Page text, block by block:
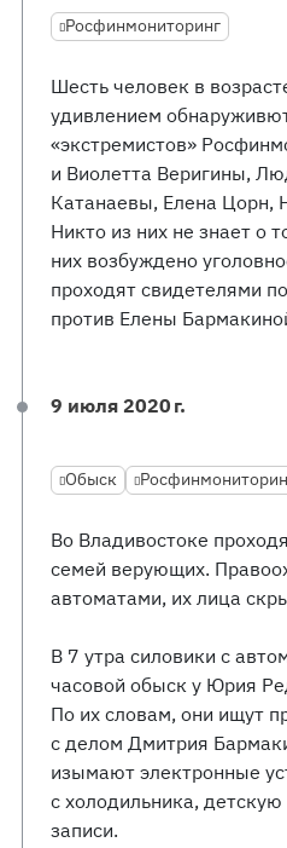
Росфинмониторинг
Шесть человек в
удивлением
«экстремистов»
и Виолетта Веригины,
Катанаевы, Елена Цорн,
Никто из них не знает о
них возбуждено
проходят свидетелями
против Елены
9 июля 2020 г.
Обыск
Во Владивостоке
семей верующих.
автоматами, их лица
В 7 утра силовики с
часовой обыск у Юрия
По их словам, они ищут
с делом Дмитрия
изымают электронные
с холодильника,
записи.